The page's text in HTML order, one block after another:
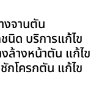
จานตัน
นิด บริการแก้ไข
ล้างหน้าตัน แก้ไข
กโครกตัน แก้ไข